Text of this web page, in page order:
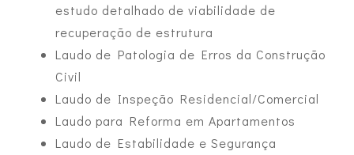
estudo detalhado de viabilidade de
recuperação de estrutura
Laudo de Patologia de Erros da Construção
Civil
Laudo de Inspeção Residencial/Comercial
Laudo para Reforma em Apartamentos
Laudo de Estabilidade e Segurança